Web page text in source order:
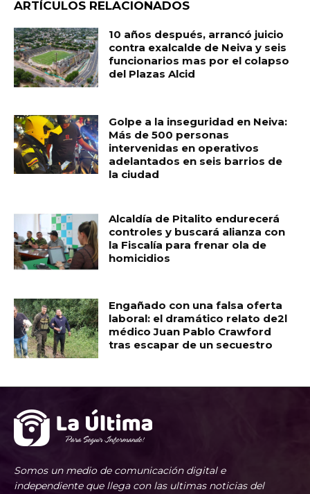
ARTÍCULOS RELACIONADOS
10 años después, arrancó juicio
contra exalcalde de Neiva y seis
funcionarios mas por el colapso
del Plazas Alcid
Golpe a la inseguridad en Neiva:
Más de 500 personas
intervenidas en operativos
adelantados en seis barrios de
la ciudad
Alcaldía de Pitalito endurecerá
controles y buscará alianza con
la Fiscalía para frenar ola de
homicidios
Engañado con una falsa oferta
laboral: el dramático relato de2l
médico Juan Pablo Crawford
tras escapar de un secuestro
Somos un medio de comunicación digital e
independiente que llega con las ultimas noticias del